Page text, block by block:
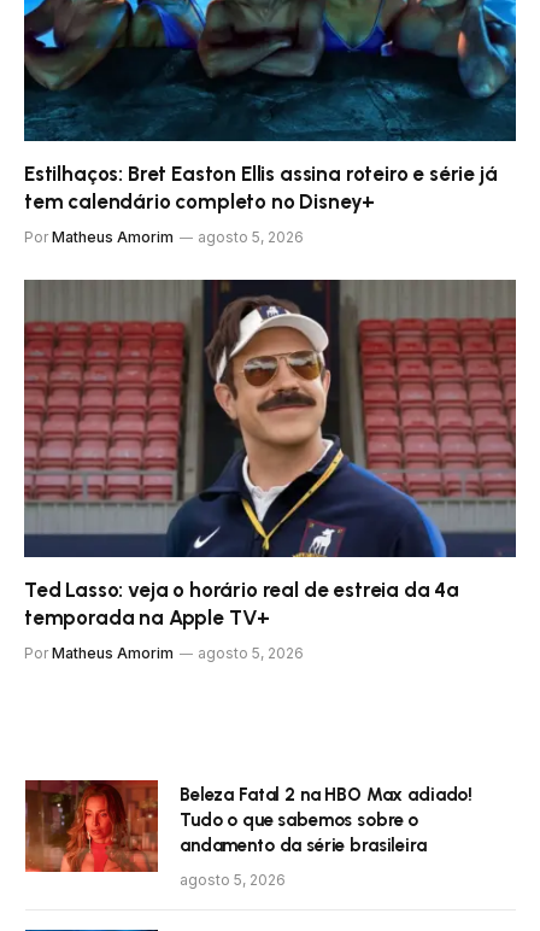
Estilhaços: Bret Easton Ellis assina roteiro e série já
tem calendário completo no Disney+
Por Matheus Amorim agosto 5, 2026
Ted Lasso: veja o horário real de estreia da 4ª
temporada na Apple TV+
Por Matheus Amorim agosto 5, 2026
Beleza Fatal 2 na HBO Max adiado!
Tudo o que sabemos sobre o
andamento da série brasileira
agosto 5, 2026